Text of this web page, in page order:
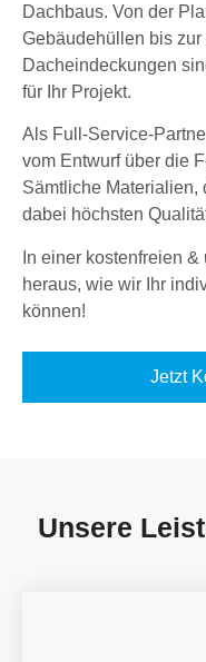
Dachbaus. Von der
Gebäudehüllen bis
Dacheindeckungen
für Ihr Projekt.
Als Full-Service-
vom Entwurf über die
Sämtliche Materialien,
dabei höchsten
In einer kostenfreien
heraus, wie wir Ihr
können!
Jetzt
Unsere